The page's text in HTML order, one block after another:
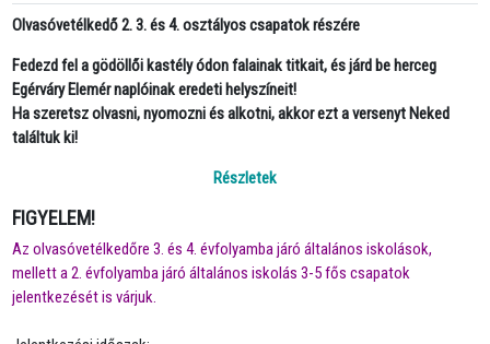
Olvasóvetélkedő 2. 3. és 4. osztályos csapatok részére
Fedezd fel a gödöllői kastély ódon falainak titkait, és járd be herceg
Egérváry Elemér naplóinak eredeti helyszíneit!
Ha szeretsz olvasni, nyomozni és alkotni, akkor ezt a versenyt Neked
találtuk ki!
Részletek
FIGYELEM!
Az olvasóvetélkedőre 3. és 4. évfolyamba járó általános iskolások,
mellett a 2. évfolyamba járó általános iskolás 3-5 fős csapatok
jelentkezését is várjuk.